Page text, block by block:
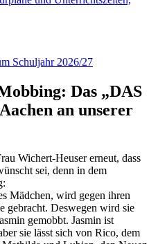
Schuljahr 2026/27
Das „DAS
an unserer
Wichert-Heuser erneut, dass
sei, denn in dem
Mädchen, wird gegen ihren
gebracht. Deswegen wird sie
gemobbt. Jasmin ist
sie lässt sich von Rico, dem